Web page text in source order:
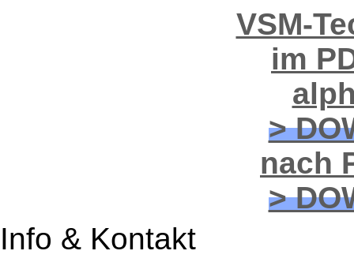
VSM-
im
>
nach
>
Info & Kontakt